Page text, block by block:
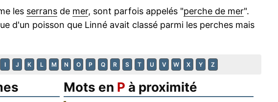
les serrans de mer, sont parfois appelés "perche de mer".
d'un poisson que Linné avait classé parmi les perches mais
I J K L M N O P Q R S T U V W X Y Z
Mots en P à proximité